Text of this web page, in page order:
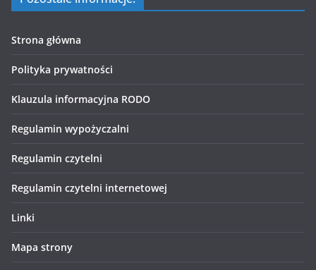
Strona główna
Polityka prywatności
Klauzula informacyjna RODO
Regulamin wypożyczalni
Regulamin czytelni
Regulamin czytelni internetowej
Linki
Mapa strony